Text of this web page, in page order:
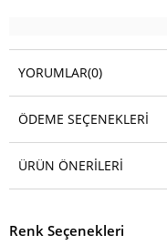
YORUMLAR(0)
ÖDEME SEÇENEKLERI
ÜRÜN ÖNERILERI
Renk Seçenekleri